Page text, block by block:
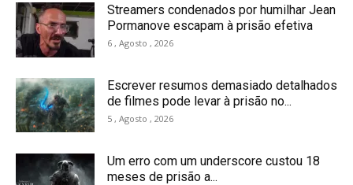
Streamers condenados por humilhar Jean
Pormanove escapam à prisão efetiva
6 , Agosto , 2026
Escrever resumos demasiado detalhados
de filmes pode levar à prisão no...
5 , Agosto , 2026
Um erro com um underscore custou 18
meses de prisão a...